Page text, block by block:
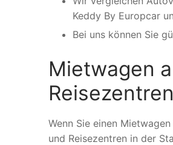
Keddy By Europcar
Bei uns können Sie
Mietwagen
Wenn Sie einen
und Reisezentren in der